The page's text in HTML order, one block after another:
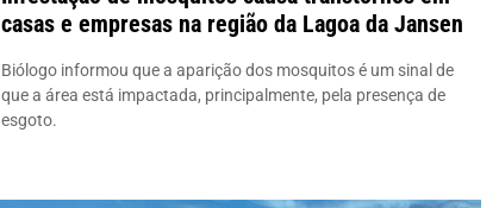
casas e empresas na região da Lagoa da Jansen
Biólogo informou que a aparição dos mosquitos é um sinal de
que a área está impactada, principalmente, pela presença de
esgoto.